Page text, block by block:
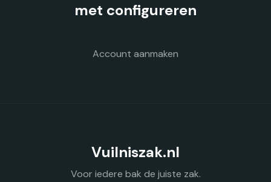
met configureren
Account aanmaken
Vuilniszak.nl
Voor iedere bak de juiste zak.